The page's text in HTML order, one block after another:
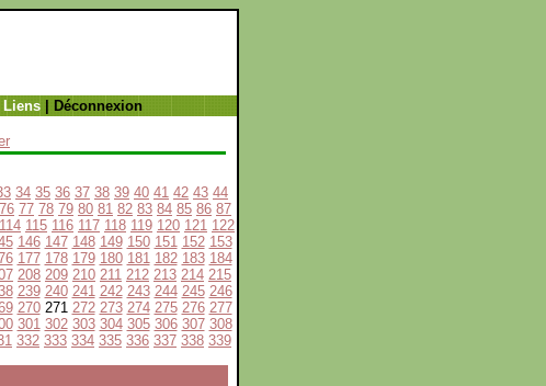
Liens| Déconnexion
34 35 36 37 38 39 40 41 42 43 44
76 77 78 79 80 81 82 83 84 85 86 87
114 115 116 117 118 119 120 121 122
146 147 148 149 150 151 152 153
177 178 179 180 181 182 183 184
208 209 210 211 212 213 214 215
239 240 241 242 243 244 245 246
270271 272 273 274 275 276 277
301 302 303 304 305 306 307 308
332 333 334 335 336 337 338 339